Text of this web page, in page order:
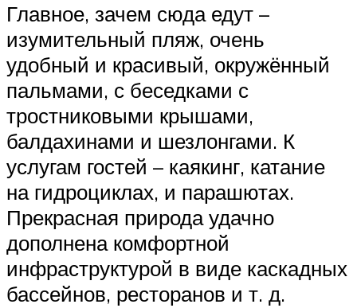
Главное, зачем сюда едут –
изумительный пляж, очень
удобный и красивый, окружённый
пальмами, с беседками с
тростниковыми крышами,
балдахинами и шезлонгами. К
услугам гостей – каякинг, катание
на гидроциклах, и парашютах.
Прекрасная природа удачно
дополнена комфортной
инфраструктурой в виде каскадных
бассейнов, ресторанов и т. д.